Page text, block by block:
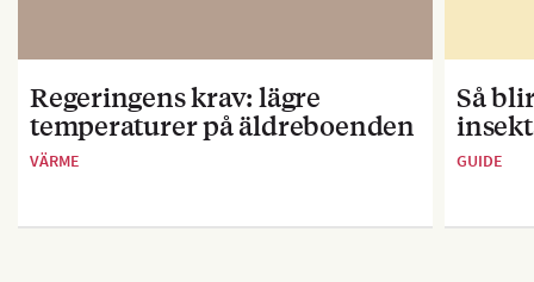
Regeringens krav: lägre
temperaturer på äldreboenden
VÄRME
Så
GUIDE